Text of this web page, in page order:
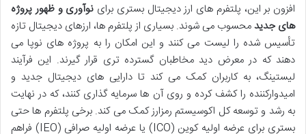
افزون بر این، پلتفرم های ارز دیجیتال بستری برای نوآوری و ظهور پروژه
های جدیدمحسوب می شوند. بسیاری از پلتفرم ها، ارزهای دیجیتال تازه
تأسیس شده را لیست می کنند و این امکان را به پروژه های نوپا می
دهند که در معرض دید مخاطبان گسترده تری قرار گیرند. این فرآیند
لیستینگ، به کاربران کمک می کند تا دارایی های دیجیتال جدید و
امیدوارکننده را کشف کرده و روی آن ها سرمایه گذاری کنند، که در نهایت
به رشد و توسعه کل اکوسیستم رمزارز کمک می کند. برخی پلتفرم ها حتی
بستری برای عرضه اولیه کوین (ICO) یا عرضه اولیه صرافی (IEO) فراهم